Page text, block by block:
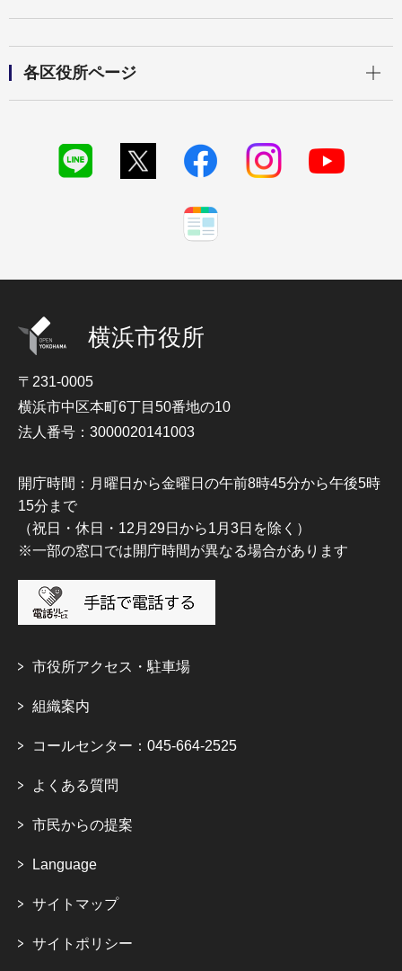
各区役所ページ
横浜市役所
〒231-0005
横浜市中区本町6丁目50番地の10
法人番号：3000020141003
開庁時間：月曜日から金曜日の午前8時45分から午後5時
15分まで
（祝日・休日・12月29日から1月3日を除く）
※一部の窓口では開庁時間が異なる場合があります
市役所アクセス・駐車場
組織案内
コールセンター：045-664-2525
よくある質問
市民からの提案
Language
サイトマップ
サイトポリシー